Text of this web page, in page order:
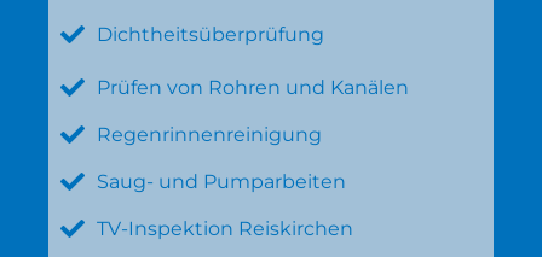
Dichtheitsüberprüfung
Prüfen von Rohren und Kanälen
Regenrinnenreinigung
Saug- und Pumparbeiten
TV-Inspektion Reiskirchen